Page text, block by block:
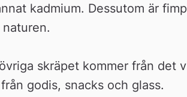
kadmium. Dessutom är
skräpet kommer från det
godis, snacks och glass.